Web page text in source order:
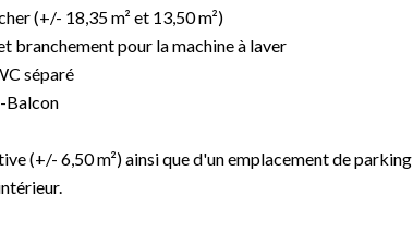
(+/- 18,35 m² et 13,50 m²)
branchement pour la machine à laver
séparé
-Balcon
(+/- 6,50 m²) ainsi que d'un emplacement de parking